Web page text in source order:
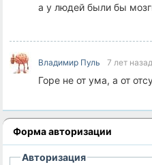
а у людей были бы
Владимир Пуль 7 лет назад
Горе не от ума, а от
Форма авторизации
Авторизация